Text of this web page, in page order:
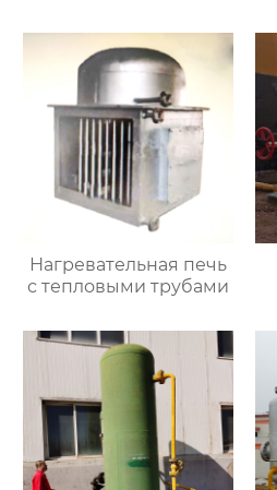
Нагревательная печь
с тепловыми трубами